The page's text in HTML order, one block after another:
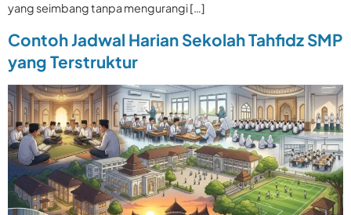
yang seimbang tanpa mengurangi […]
Contoh Jadwal Harian Sekolah Tahfidz SMP
yang Terstruktur